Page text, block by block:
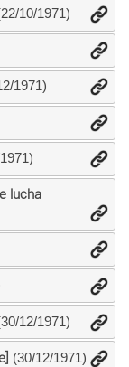
10/1971)
1971)
lucha
12/1971)
(30/12/1971)